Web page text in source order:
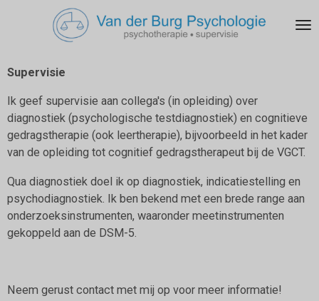
de
Supervisie
Ik geef supervisie aan collega's (in opleiding) over
diagnostiek (psychologische testdiagnostiek) en cognitieve
gedragstherapie (ook leertherapie), bijvoorbeeld in het kader
van de opleiding tot cognitief gedragstherapeut bij de VGCT.
Qua diagnostiek doel ik op diagnostiek, indicatiestelling en
psychodiagnostiek. Ik ben bekend met een brede range aan
onderzoeksinstrumenten, waaronder meetinstrumenten
gekoppeld aan de DSM-5.
Neem gerust contact met mij op voor meer informatie!